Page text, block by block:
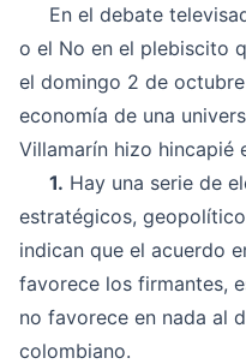
En el debate
o el No en el plebiscito
el domingo 2 de
economía de una
Villamarín hizo hincapié
1. Hay una serie de
estratégicos,
indican que el acuerdo
favorece los firmantes,
no favorece en nada al
colombiano.